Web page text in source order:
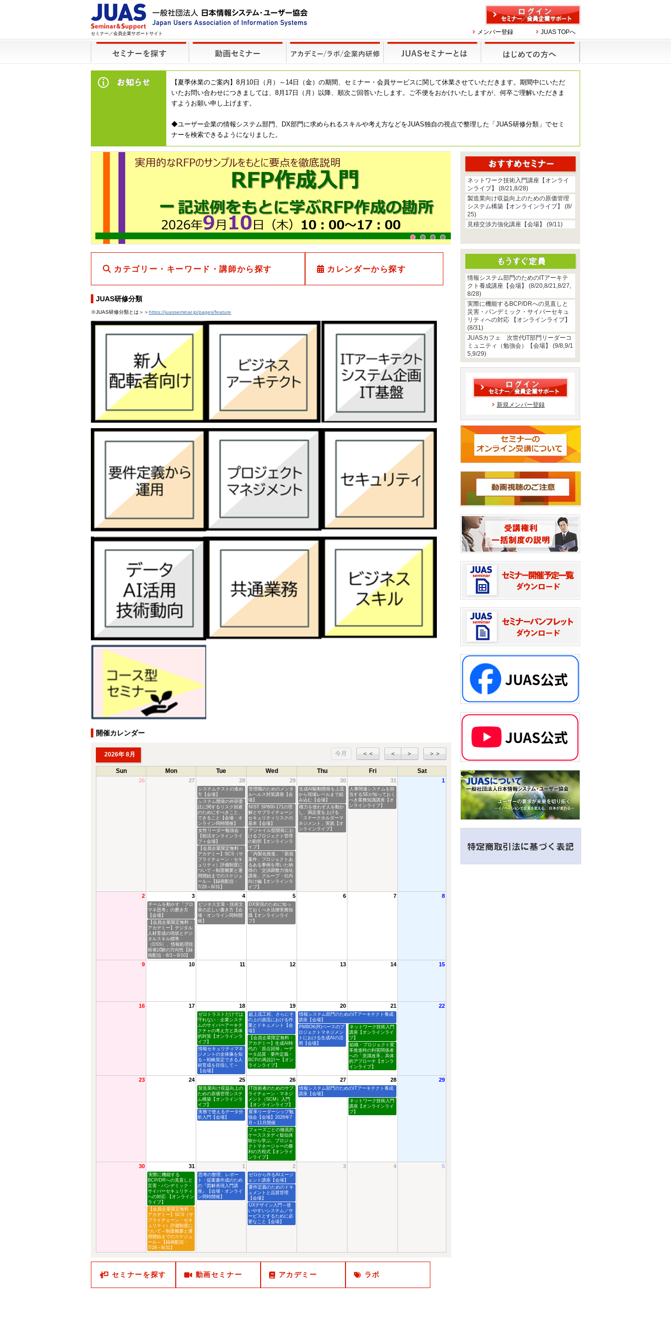
セミナー／会員企業サポートサイト メンバー登録 JUAS TOPへ
【夏季休業のご案内】8月10日（月）～14日（金）の期間、セミナー・会員サービスに関して休業させていただきます。期間中にいただ
いたお問い合わせにつきましては、8月17日（月）以降、順次ご回答いたします。ご不便をおかけいたしますが、何卒ご理解いただきま
すようお願い申し上げます。
◆ユーザー企業の情報システム部門、DX部門に求められるスキルや考え方などをJUAS独自の視点で整理した「JUAS研修分類」でセミ
ナーを検索できるようになりました。
カテゴリー・キーワード・講師から探す カレンダーから探す
JUAS研修分類
※JUAS研修分類とは＞＞https://juasseminar.jp/pages/feature
開催カレンダー
2026年 8月 今月 ＜＜ ＜ ＞ ＞＞
Sun Mon Tue Wed Thu Fri Sat
26 27 28 29 30 31 1
2 3 4 5 6 7 8
9 10 11 12 13 14 15
16 17 18 19 20 21 22
23 24 25 26 27 28 29
30 31 1 2 3 4 5
システムテストの進め
方【会場】
管理職のためのメンタ
ルヘルス対策講座【会
場】
生成AI駆動開発を上流
から現場レベルまで組
み込む【会場】
人事関連システムを担
当するSEが知っておく
べき業務知識講座【オ
ンラインライブ】
システム開発の外部委
託に関するリスク回避
のためにすべきこと、
できること【会場・オ
ンライン同時開催】
NIST SP800-171の理
解とサプライチェーン
セキュリティリスクの
基本【会場】
権力を使わず人を動か
し、満足度を上げる
「ステークホルダーマ
ネジメント」実践【オ
ンラインライブ】
女性リーダー勉強会
【朝活オンラインライ
ブ＋会場】
アジャイル型開発にお
けるプロジェクト管理
の勘所【オンラインラ
イブ】
【会員企業限定無料・
アカデミー】SCS（サ
プライチェーン・セキ
ュリティ）評価制度に
ついて～制度概要と運
用開始までのスケジュ
ール～【録画配信・
7/28～8/31】
「内製化推進」「新規
案件」プロジェクトあ
るある事例を用いた納
得の「交渉調整力強化
講座」グループ・社内
向け編【オンラインラ
イブ】
チームを動かす『プロ
マネ思考』の磨き方
【会場】
ビジネス文章・技術文
章の正しい書き方【会
場・オンライン同時開
催】
DX実現のために知っ
ておくべき法律実務知
識【オンラインライ
ブ】
【会員企業限定無料・
アカデミー】デジタル
人材育成の現状とデジ
タルスキル標準
（DSS）、情報処理技
術者試験の方向性【録
画配信・8/3～9/10】
情報システム部門のためのITアーキテクト養成
講座【会場】
ゼロトラストだけでは
守れない：企業システ
ムのサイバーアーキテ
クチャの考え方と具体
的対策【オンラインラ
イブ】
超上流工程、さらにそ
の上の源流における作
業とドキュメント【会
場】
情報セキュリティマネ
ジメントの全体像を知
る～戦略策定できる人
材育成を目指して～
【会場】
【会員企業限定無料・
アカデミー】生成AI時
代の「原点回帰」〜デ
ータ品質・要件定義・
BCPの再設計〜【オン
ラインライブ】
PMBOK(R)ベースのプ
ロジェクトマネジメン
トにおける生成AIの活
用【会場】
ネットワーク技術入門
講座【オンラインライ
ブ】
組織・プロジェクト変
革推進時の利害関係者
への「意識改革」具体
的アプローチ【オンラ
インライブ】
情報システム部門のためのITアーキテクト養成
講座【会場】
製造業向け収益向上の
ための原価管理システ
ム構築【オンラインラ
イブ】
IT技術者のためのサプ
ライチェーン・マネジ
メント（SCM）入門
【オンラインライブ】
実務で使えるデータ分
析入門【会場】
変革リーダーシップ勉
強会【会場】2026年7
月～11月開催
ネットワーク技術入門
講座【オンラインライ
ブ】
フェーズごとの徹底的
ケーススタディ疑似体
験から学ぶ、プロジェ
クトマネージャーの勝
利の方程式【オンライ
ンライブ】
実際に機能する
BCP/DRへの見直しと
災害・パンデミック・
サイバーセキュリティ
への対応 【オンライン
ライブ】
思考の整理、レポー
ト・提案書作成のため
の『図解表現入門講
座』【会場・オンライ
ン同時開催】
ゼロから作るAIエージ
ェント講座【会場】
【会員企業限定無料・
アカデミー】SCS（サ
プライチェーン・セキ
ュリティ）評価制度に
ついて～制度概要と運
用開始までのスケジュ
ール～【録画配信・
7/28～8/31】
要件定義のためのドキ
ュメントと品質管理
【会場】
UXデザイン入門～使
いやすいシステム／サ
ービスとするために必
要なこと【会場】
セミナーを探す 動画セミナー アカデミー ラボ
ネットワーク技術入門講座【オンライ
ンライブ】 (8/21,8/28)
製造業向け収益向上のための原価管理
システム構築【オンラインライブ】 (8/
25)
見積交渉力強化講座【会場】 (9/11)
情報システム部門のためのITアーキテ
クト養成講座【会場】 (8/20,8/21,8/27,
8/28)
実際に機能するBCP/DRへの見直しと
災害・パンデミック・サイバーセキュ
リティへの対応 【オンラインライブ】
(8/31)
JUASカフェ 次世代IT部門リーダーコ
ミュニティ（勉強会）【会場】 (9/8,9/1
5,9/29)
新規メンバー登録